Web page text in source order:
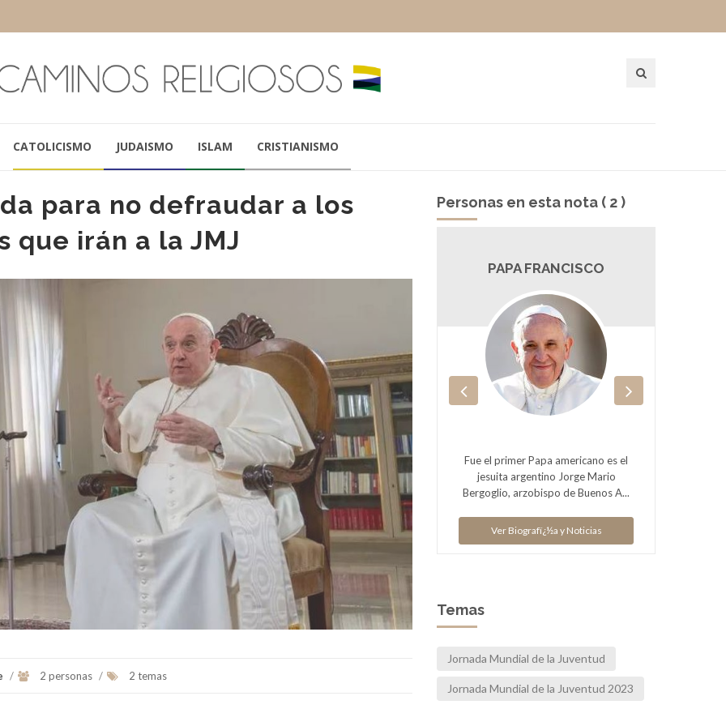
CATOLICISMO JUDAISMO ISLAM CRISTIANISMO
para no defraudar a los
que irán a la JMJ
/ 2 personas / 2 temas
Personas en esta nota ( 2 )
Fue el primer Papa americano es el
jesuita argentino Jorge Mario
Bergoglio, arzobispo de Buenos A...
Ver Biografï¿½a y Noticias
Benedicto XVI(en latín,Benedictus
PP. XVI), de nombre secular
Ver Biografï¿½a y Noticias
PAPA FRANCISCO
Fue el primer Papa americano es el
jesuita argentino Jorge Mario
Bergoglio, arzobispo de Buenos A...
Ver Biografï¿½a y Noticias
Temas
Jornada Mundial de la Juventud
Jornada Mundial de la Juventud 2023